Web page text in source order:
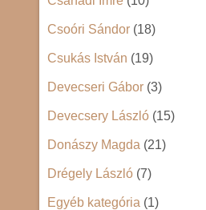
Csoóri Sándor (18)
Csukás István (19)
Devecseri Gábor (3)
Devecsery László (15)
Donászy Magda (21)
Drégely László (7)
Egyéb kategória (1)